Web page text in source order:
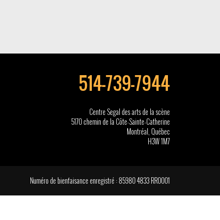
514-739-7944
Centre Segal des arts de la scène
5170 chemin de la Côte-Sainte-Catherine
Montréal, Québec
H3W 1M7
Numéro de bienfaisance enregistré : 85980 4833 RR0001